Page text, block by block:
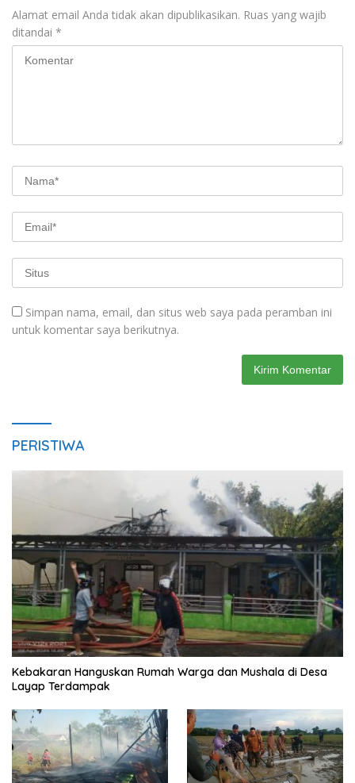
Alamat email Anda tidak akan dipublikasikan. Ruas yang wajib
ditandai *
Simpan nama, email, dan situs web saya pada peramban ini
untuk komentar saya berikutnya.
PERISTIWA
Kebakaran Hanguskan Rumah Warga dan Mushala di Desa
Layap Terdampak